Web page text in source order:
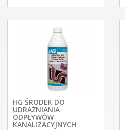
HG ŚRODEK DO
UDRAŻNIANIA
ODPŁYWÓW
KANALIZACYJNYCH